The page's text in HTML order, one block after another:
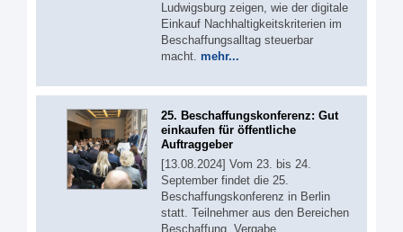
Ludwigsburg zeigen, wie der digitale
Einkauf Nachhaltigkeitskriterien im
Beschaffungsalltag steuerbar
macht. mehr...
25. Beschaffungskonferenz: Gut
einkaufen für öffentliche
Auftraggeber
[13.08.2024] Vom 23. bis 24.
September findet die 25.
Beschaffungskonferenz in Berlin
statt. Teilnehmer aus den Bereichen
Beschaffung, Vergabe,